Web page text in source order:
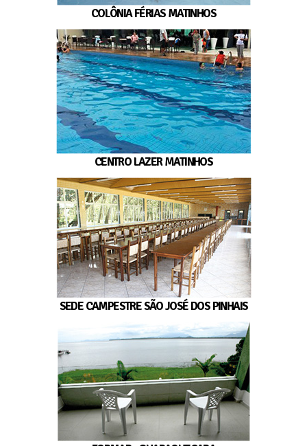
COLÔNIA FÉRIAS MATINHOS
CENTRO LAZER MATINHOS
SEDE CAMPESTRE SÃO JOSÉ DOS PINHAIS